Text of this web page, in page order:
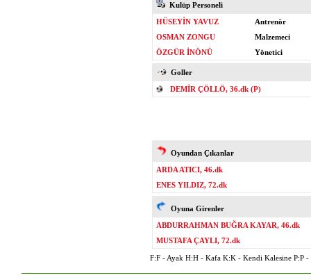
Kulüp Personeli
HÜSEYİN YAVUZ
Antrenör
OSMAN ZONGU
Malzemeci
ÖZGÜR İNÖNÜ
Yönetici
Goller
DEMİR ÇÖLLÖ, 36.dk (P)
Oyundan Çıkanlar
ARDA ATICI, 46.dk
ENES YILDIZ, 72.dk
Oyuna Girenler
ABDURRAHMAN BUĞRA KAYAR, 46.dk
MUSTAFA ÇAYLI, 72.dk
F:F - Ayak H:H - Kafa K:K - Kendi Kalesine P:P -